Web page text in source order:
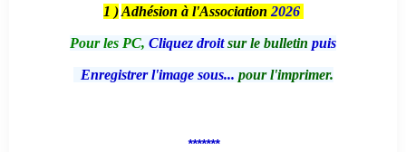
1 ) Adhésion à l'Association 2026
Pour les PC, Cliquez droitsur le bulletin puis
Enregistrer l'image sous... pour l'imprimer.
*******